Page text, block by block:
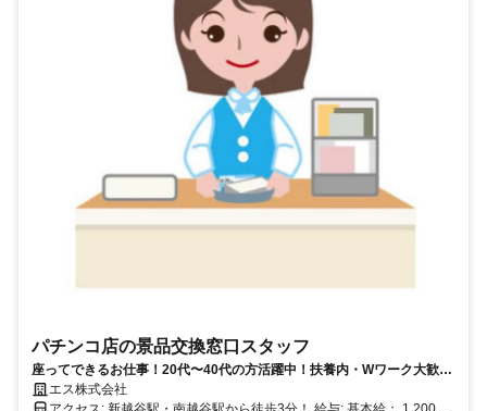
パチンコ店の景品交換窓口スタッフ
座ってできるお仕事！20代〜40代の方活躍中！扶養内・Wワーク大歓
迎！エス株式会社